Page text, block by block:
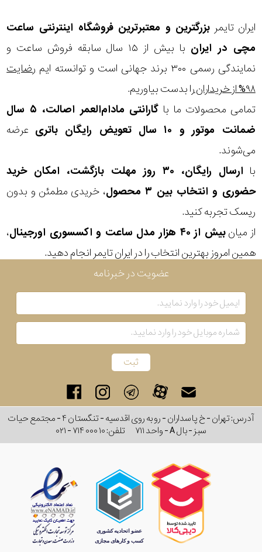
ایران تایمر بزرگترین و معتبرترین فروشگاه اینترنتی ساعت
مچی در ایران
با بیش از ۱۵ سال سابقه فروش ساعت و
نمایندگی رسمی ۳۰۰ برند جهانی است و توانسته ایم
رضایت
۹۸% از خریداران
را بدست بیاوریم.
تمامی محصولات ما با
گارانتی مادام‌العمر اصالت، ۵ سال
ضمانت موتور و ۱۰ سال تعویض رایگان باتری
عرضه
می‌شوند.
با
ارسال رایگان، ۳۰ روز مهلت بازگشت، امکان خرید
حضوری و انتخاب بین ۳ محصول
، خریدی مطمئن و بدون
ریسک تجربه کنید.
از میانبیش از ۴۰ هزار مدل ساعت و اکسسوری اورجینال
،
همین امروز بهترین انتخاب را در ایران تایمر انجام دهید.
عضویت در خبرنامه
آدرس: تهران - خ پاسداران - رو به روی اقدسیه - تنگستان ۴ - مجتمع حیات
سبز - بال A - واحد ۷۱۱
تلفن:۰۲۱ - ۷۱۴ ۰۰۰ ۱۰